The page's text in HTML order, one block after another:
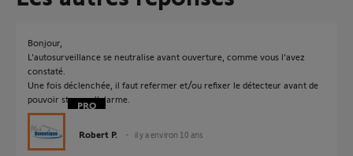
Bonjour,
L'autosurveillance se neutralise avant ouverture, comme vous l'avez
constaté.
Une fois déclenchée, il faut refermer et/ou refixer le détecteur avant de
pouvoir stopper l'alarme.
Robert P. il y a environ 10 ans